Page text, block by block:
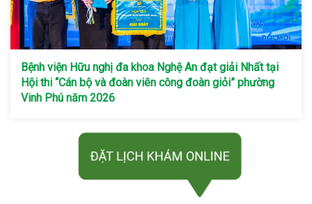
Bệnh viện Hữu nghị đa khoa Nghệ An đạt giải Nhất tại
Hội thi “Cán bộ và đoàn viên công đoàn giỏi” phường
Vinh Phú năm 2026